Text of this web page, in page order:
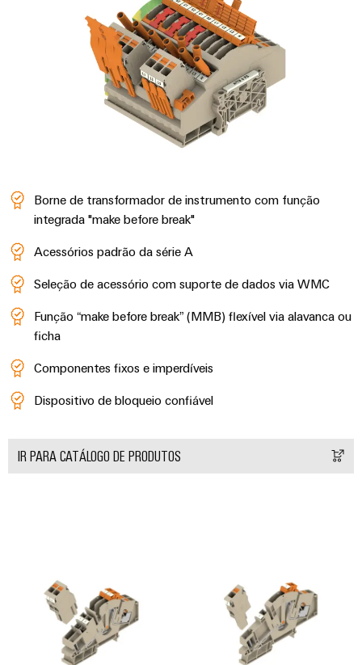
Borne de transformador de instrumento com função
integrada "make before break"
Acessórios padrão da série A
Seleção de acessório com suporte de dados via WMC
Função “make before break” (MMB) flexível via alavanca ou
ficha
Componentes fixos e imperdíveis
Dispositivo de bloqueio confiável
IR PARA CATÁLOGO DE PRODUTOS